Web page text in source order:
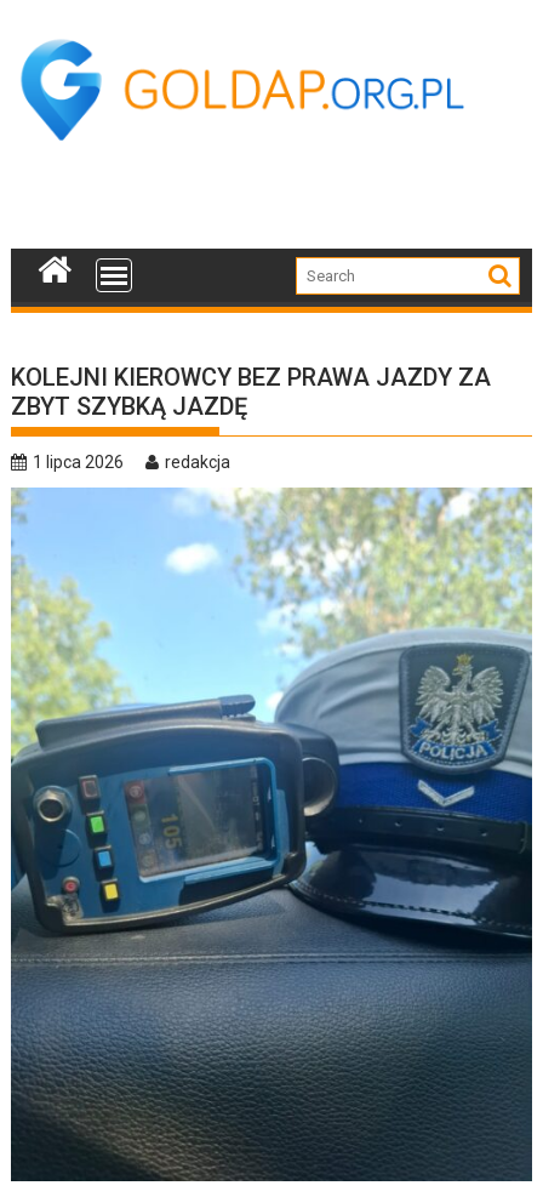
content
KOLEJNI KIEROWCY BEZ PRAWA JAZDY ZA
ZBYT SZYBKĄ JAZDĘ
1 lipca 2026 redakcja